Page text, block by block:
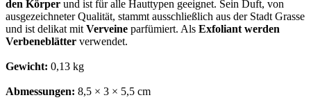
den Körper und ist für alle Hauttypen geeignet. Sein Duft, von
ausgezeichneter Qualität, stammt ausschließlich aus der Stadt Grasse
und ist delikat mit Verveine parfümiert. Als Exfoliant werden
Verbeneblätter verwendet.
Gewicht: 0,13 kg
Abmessungen: 8,5 × 3 × 5,5 cm